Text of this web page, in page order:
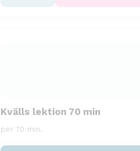
Kvälls lektion 70 min
per 70 min.